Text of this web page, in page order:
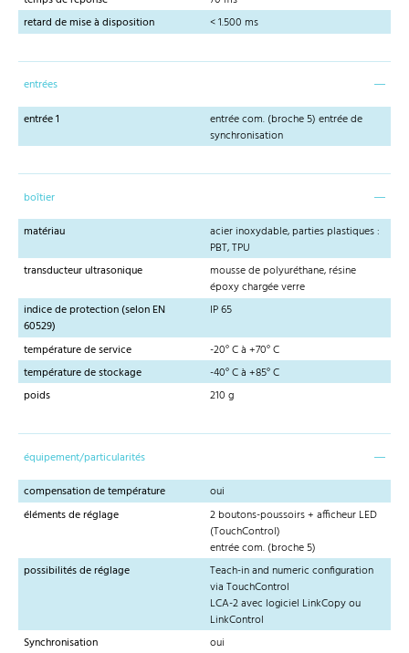
retard de mise à disposition
< 1.500 ms
entrées
entrée 1
entrée com. (broche 5) entrée de
synchronisation
boîtier
matériau
acier inoxydable, parties plastiques :
PBT, TPU
transducteur ultrasonique
mousse de polyuréthane, résine
époxy chargée verre
indice de protection (selon EN
60529)
IP 65
température de service
-20° C à +70° C
température de stockage
-40° C à +85° C
poids
210 g
équipement/particularités
compensation de température
oui
éléments de réglage
2 boutons-poussoirs + afficheur LED
(TouchControl)
entrée com. (broche 5)
possibilités de réglage
Teach-in and numeric configuration
via TouchControl
LCA-2 avec logiciel LinkCopy ou
LinkControl
Synchronisation
oui